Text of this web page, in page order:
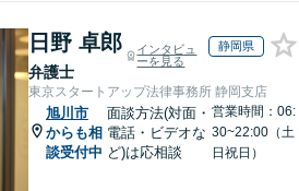
日野 卓郎
弁護士
インタビュ
ーを見る
静岡県
東京スタートアップ法律事務所 静岡支店
旭川市
からも相
談受付中
面談方法(対面・
電話・ビデオな
ど)は応相談
営業時間：06:
30~22:00（土
日祝日）